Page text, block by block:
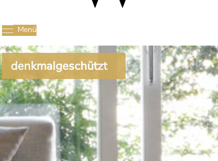
Menü
denkmalgeschützt